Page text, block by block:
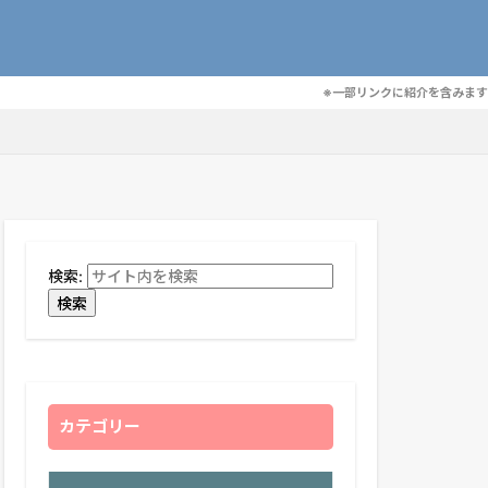
※一部リンクに紹介を含みます
検索:
検索
カテゴリー